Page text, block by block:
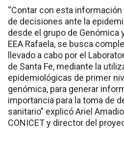
“Contar con esta
de decisiones ante la
desde el grupo de Genómica
EEA Rafaela, se busca
llevado a cabo por el
de Santa Fe, mediante la
epidemiológicas de primer
genómica, para generar
importancia para la toma de
sanitario” explicó Ariel
CONICET y director del